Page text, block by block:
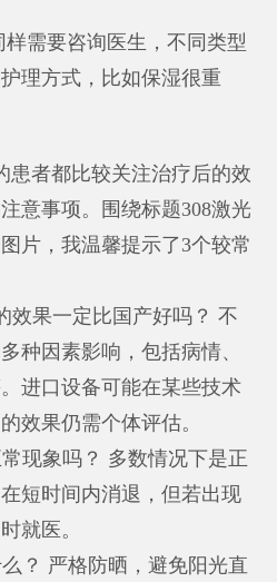
需要咨询医生，不同类型
理方式，比如保湿很重
患者都比较关注治疗后的效
意事项。围绕标题308激光
片，我温馨提示了3个较常
效果一定比国产好吗？ 不
种因素影响，包括病情、
进口设备可能在某些技术
效果仍需个体评估。
现象吗？ 多数情况下是正
短时间内消退，但若出现
就医。
？ 严格防晒，避免阳光直